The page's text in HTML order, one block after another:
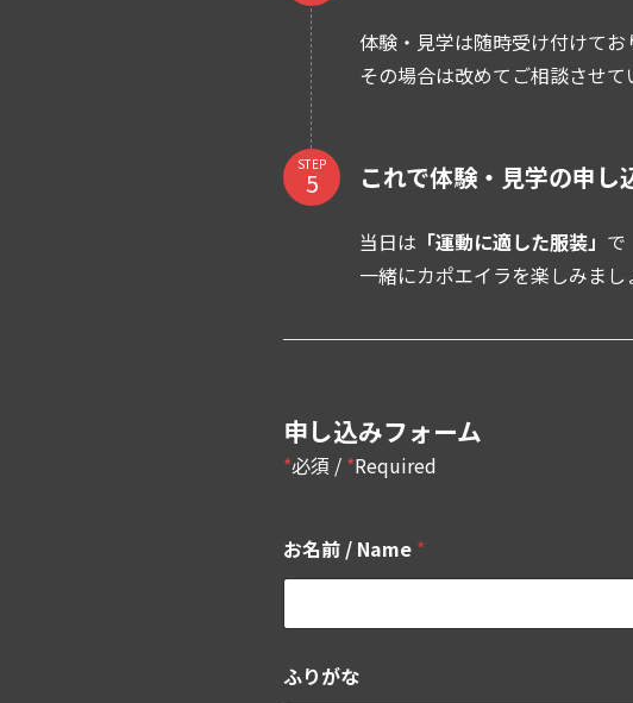
体験・見学は随時受け付けてお
その場合は改めてご相談させて
STEP これで体験・見学の申し
当日は 「運動に適した服装」 で
一緒にカポエイラを楽しみまし
申し込みフォーム
*必須 / *Required
お名前 / Name *
ふりがな